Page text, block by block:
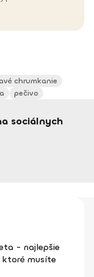
chrumkanie
pečivo
sociálnych
- najlepšie
musíte